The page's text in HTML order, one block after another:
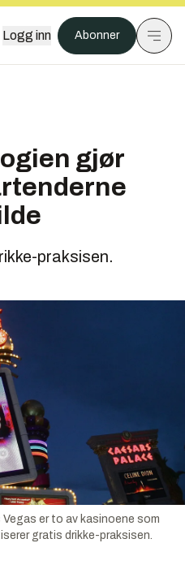
Logg inn Abonner
gjør
praksisen.
er to av kasinoene som
gratis drikke-praksisen.